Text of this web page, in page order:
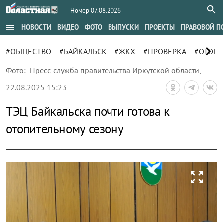
Номер 07.08.2026
menu НОВОСТИ ВИДЕО ФОТО ВЫПУСКИ ПРОЕКТЫ ПРАВОВОЙ
#ОБЩЕСТВО #БАЙКАЛЬСК #ЖКХ #ПРОВЕРКА chevron_right
Фото: Пресс-служба правительства Иркутской области,
22.08.2025 15:23
ТЭЦ Байкальска почти готова к
отопительному сезону
zoom_out_map